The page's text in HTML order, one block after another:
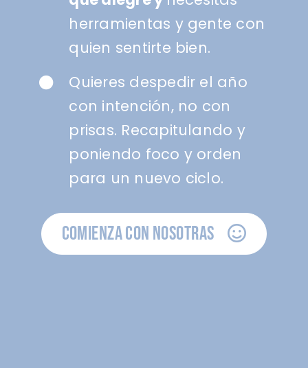
herramientas y gente con
quien sentirte bien.
Quieres despedir el año
con intención, no con
prisas. Recapitulando y
poniendo foco y orden
para un nuevo ciclo.
COMIENZA CON NOSOTRAS